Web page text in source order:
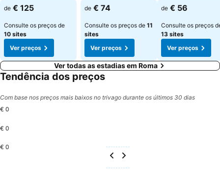
Ver preços
de € 125
Consulte os preços de
10 sites
Ver preços
Ver preços
de € 74
Consulte os preços de 11
sites
Ver preços
de € 56
Consulte os preços
13 sites
Ver preços
Ver todas as estadias em Roma
Tendência dos preços
Com base nos preços mais baixos no trivago durante os últimos 30 dias
€ 0
€ 0
€ 0